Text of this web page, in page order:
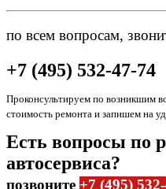
по всем вопросам,
+7 (495) 532-47-74
Проконсультируем по возникшим
стоимость ремонта и запишем на
Есть вопросы по
автосервиса?
позвоните +7 (495)